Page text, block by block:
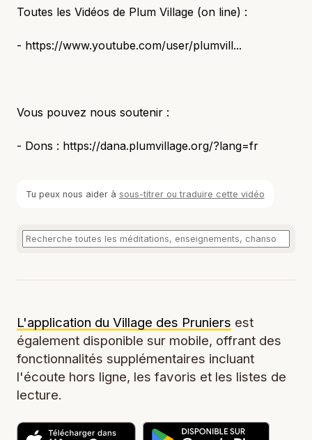
Toutes les Vidéos de Plum Village (on line) :
- https://www.youtube.com/user/plumvill...
Vous pouvez nous soutenir :
- Dons : https://dana.plumvillage.org/?lang=fr
Tu peux nous aider à sous-titrer ou traduire cette vidéo
L'application du Village des Pruniers est
également disponible sur mobile, offrant des
fonctionnalités supplémentaires incluant
l'écoute hors ligne, les favoris et les listes de
lecture.